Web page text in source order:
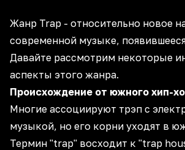
Жанр Trap - относительно новое
современной музыке,
Давайте рассмотрим некоторые
аспекты этого жанра.
Происхождение от южного хип-
Многие ассоциируют трэп с
музыкой, но его корни уходят в
Термин "trap" восходит к "trap